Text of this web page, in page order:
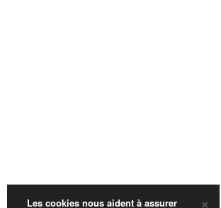
×
Les cookies nous aident à assurer